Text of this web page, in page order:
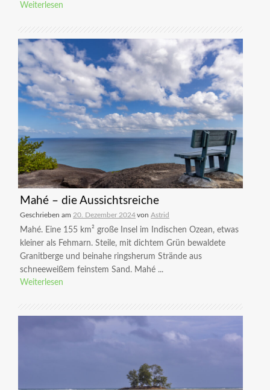
Weiterlesen
Mahé – die Aussichtsreiche
Geschrieben am 20. Dezember 2024von Astrid
Mahé. Eine 155 km² große Insel im Indischen Ozean, etwas
kleiner als Fehmarn. Steile, mit dichtem Grün bewaldete
Granitberge und beinahe ringsherum Strände aus
schneeweißem feinstem Sand. Mahé ...
Weiterlesen